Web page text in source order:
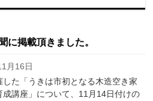
に掲載頂きました。
月16日
した「うきは市初となる木造空き家
成講座」について、11月14日付けの